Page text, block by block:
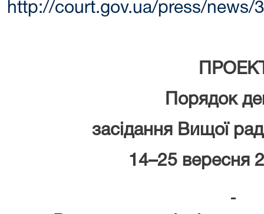
http://court.gov.ua/press/news/
Порядок
засідання Вищої
14–25 вересня